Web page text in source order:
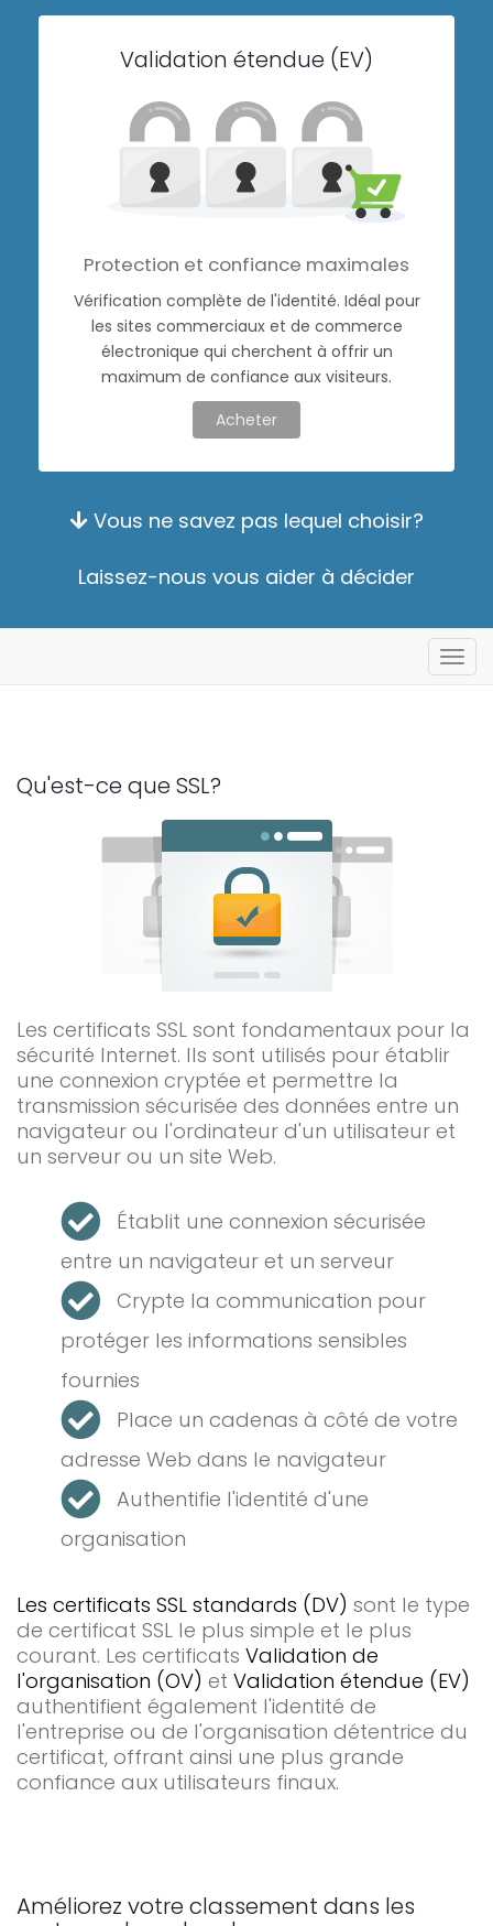
Validation étendue (EV)
Protection et confiance maximales
Vérification complète de l'identité. Idéal pour
les sites commerciaux et de commerce
électronique qui cherchent à offrir un
maximum de confiance aux visiteurs.
Acheter
Vous ne savez pas lequel choisir?
Laissez-nous vous aider à décider
la
Qu'est-ce que SSL?
Les certificats SSL sont fondamentaux pour la
sécurité Internet. Ils sont utilisés pour établir
une connexion cryptée et permettre la
transmission sécurisée des données entre un
navigateur ou l'ordinateur d'un utilisateur et
un serveur ou un site Web.
Établit une connexion sécurisée
entre un navigateur et un serveur
Crypte la communication pour
protéger les informations sensibles
fournies
Place un cadenas à côté de votre
adresse Web dans le navigateur
Authentifie l'identité d'une
organisation
Les certificats SSL standards (DV) sont le type
de certificat SSL le plus simple et le plus
courant. Les certificats Validation de
l'organisation (OV) et Validation étendue (EV)
authentifient également l'identité de
l'entreprise ou de l'organisation détentrice du
certificat, offrant ainsi une plus grande
confiance aux utilisateurs finaux.
Améliorez votre classement dans les